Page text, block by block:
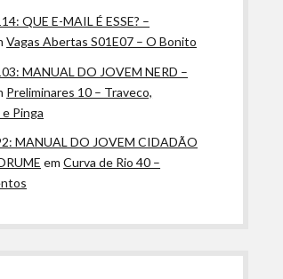
QUE E-MAIL É ESSE? –
Vagas Abertas S01E07 – O Bonito
MANUAL DO JOVEM NERD –
Preliminares 10 – Traveco,
Pinga
MANUAL DO JOVEM CIDADÃO
emCurva de Rio 40 –